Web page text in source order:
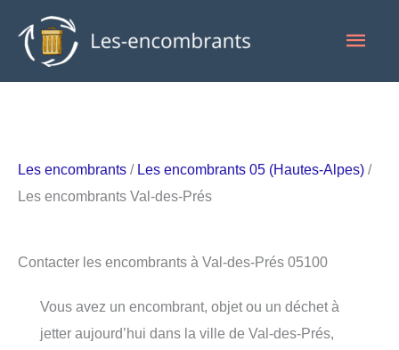
contenu
Les encombrants / Les encombrants 05 (Hautes-Alpes) /
Les encombrants Val-des-Prés
Contacter les encombrants à Val-des-Prés 05100
Vous avez un encombrant, objet ou un déchet à
jetter aujourd’hui dans la ville de Val-des-Prés,